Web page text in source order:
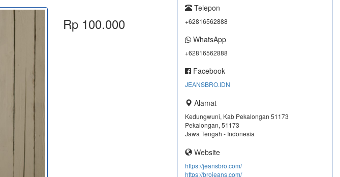
Rp 100.000
Telepon
+62816562888
WhatsApp
+62816562888
Facebook
JEANSBRO.IDN
Alamat
Kedungwuni, Kab Pekalongan 51173
Pekalongan, 51173
Jawa Tengah - Indonesia
Website
https://jeansbro.com/
https://brojeans.com/